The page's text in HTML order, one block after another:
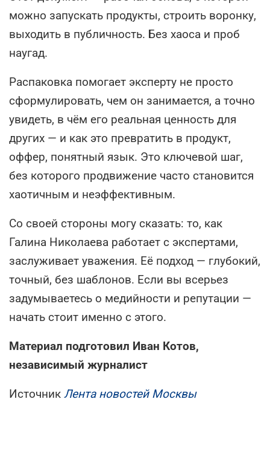
можно запускать продукты, строить воронку,
выходить в публичность. Без хаоса и проб
наугад.
Распаковка помогает эксперту не просто
сформулировать, чем он занимается, а точно
увидеть, в чём его реальная ценность для
других — и как это превратить в продукт,
оффер, понятный язык. Это ключевой шаг,
без которого продвижение часто становится
хаотичным и неэффективным.
Со своей стороны могу сказать: то, как
Галина Николаева работает с экспертами,
заслуживает уважения. Её подход — глубокий,
точный, без шаблонов. Если вы всерьез
задумываетесь о медийности и репутации —
начать стоит именно с этого.
Материал подготовил Иван Котов,
независимый журналист
Источник Лента новостей Москвы